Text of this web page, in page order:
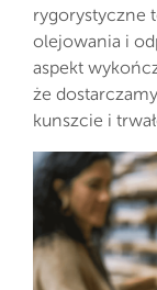
rygorystyczne
olejowania i
aspekt
że
kunszcie i